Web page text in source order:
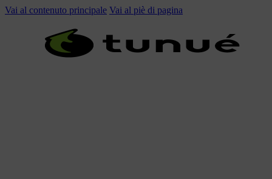
Vai al contenuto principale Vai al piè di pagina